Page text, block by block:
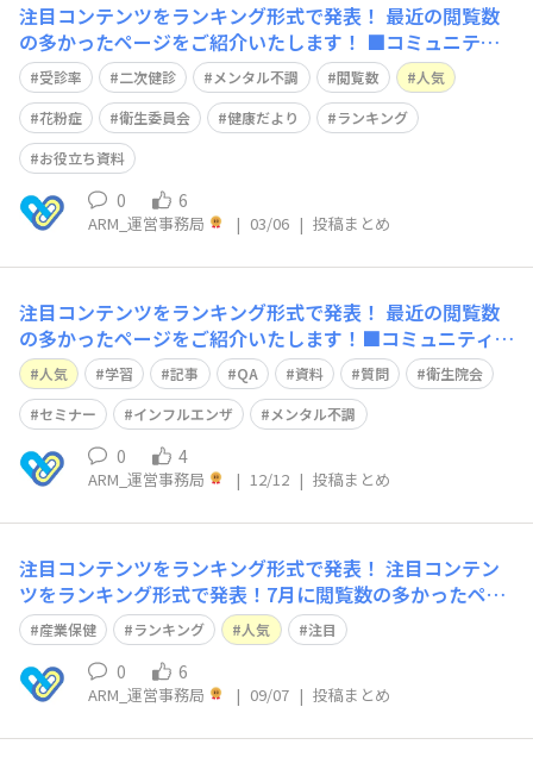
注目コンテンツをランキング形式で発表！ 最近の閲覧数
の多かったページをご紹介いたします！ ■コミュニティ
第１位 Q&A｜メンタル不調で休職している社員との連
絡の取り方について第２位 Q&A｜二次健診の受診率の
考え方第３位 Q&A｜うつ病で休職中の社員への対応に
関する相談■学習コンテンツ第１位 記事｜【20
受診率 二次健診 メンタル不調 閲覧数
人気
花粉症
衛生委員会 健康だより
ランキング
お役立ち資料
0 6
ARM_運営事務局 | 03/06 | 投稿まとめ
注目コンテンツをランキング形式で発表！ 最近の閲覧数
の多かったページをご紹介いたします！■コミュニティ第
１位 Q&A｜メンタル不調で何度も休職を繰り返す社員
について第２位 Q&A｜【質問箱より】定期健康診断の
聴力検査について第３位 Q&A｜トラウマがあるといっ
て健診を受診しない従業員■学習コンテンツ第１位 記事
｜【
人気 学習 記事 QA 資料 質問
衛生院会
セミナー
インフルエンザ メンタル不調
0 4
ARM_運営事務局 | 12/12 | 投稿まとめ
注目コンテンツをランキング形式で発表！ 注目コンテン
ツをランキング形式で発表！7月に閲覧数の多かったペー
ジをご紹介いたします！■コミュニティ第１位 Q&A｜
面談の個人情報について第２位 Q&A｜産業保健師を目
指すには、何を準備すればよいでしょうか第３位 Q&A
｜出向者の健康診断に関して■学習コンテンツ第１位 記
産業保健 ランキング 人気 注目
0 6
ARM_運営事務局 | 09/07 | 投稿まとめ